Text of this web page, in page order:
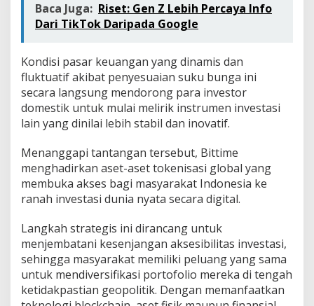
Baca Juga: Riset: Gen Z Lebih Percaya Info
Dari TikTok Daripada Google
Kondisi pasar keuangan yang dinamis dan
fluktuatif akibat penyesuaian suku bunga ini
secara langsung mendorong para investor
domestik untuk mulai melirik instrumen investasi
lain yang dinilai lebih stabil dan inovatif.
Menanggapi tantangan tersebut, Bittime
menghadirkan aset-aset tokenisasi global yang
membuka akses bagi masyarakat Indonesia ke
ranah investasi dunia nyata secara digital.
Langkah strategis ini dirancang untuk
menjembatani kesenjangan aksesibilitas investasi,
sehingga masyarakat memiliki peluang yang sama
untuk mendiversifikasi portofolio mereka di tengah
ketidakpastian geopolitik. Dengan memanfaatkan